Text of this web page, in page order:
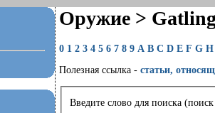
Оружие >
0 1 2 3 4 5 6 7 8 9 A B C D E F G H
Полезная ссылка -статьи,
Введите слово для поиска